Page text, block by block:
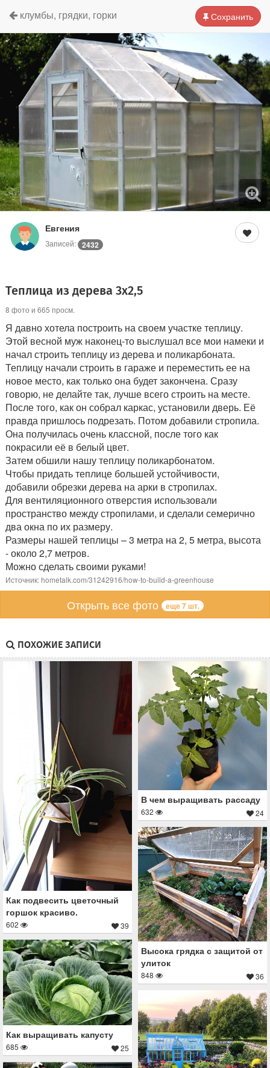
Сохранить
клумбы, грядки, горки
Евгения
Записей: 2432
Теплица из дерева 3х2,5
8 фото и 665 просм.
Я давно хотела построить на своем участке теплицу.
Этой весной муж наконец-то выслушал все мои намеки и
начал строить теплицу из дерева и поликарбоната.
Теплицу начали строить в гараже и переместить ее на
новое место, как только она будет закончена. Сразу
говорю, не делайте так, лучше всего строить на месте.
После того, как он собрал каркас, установили дверь. Её
правда пришлось подрезать. Потом добавили стропила.
Она получилась очень классной, после того как
покрасили её в белый цвет.
Затем обшили нашу теплицу поликарбонатом.
Чтобы придать теплице большей устойчивости,
добавили обрезки дерева на арки в стропилах.
Для вентиляционного отверстия использовали
пространство между стропилами, и сделали семерично
два окна по их размеру.
Размеры нашей теплицы – 3 метра на 2, 5 метра, высота
- около 2,7 метров.
Можно сделать своими руками!
Источник: hometalk.com/31242916/how-to-build-a-greenhouse
Открыть все фото еще 7 шт.
ПОХОЖИЕ ЗАПИСИ
Как подвесить цветочный
горшок красиво.
602 39
В чем выращивать рассаду
632 24
Высока грядка с защитой от
улиток
848 36
Как выращивать капусту
685 25